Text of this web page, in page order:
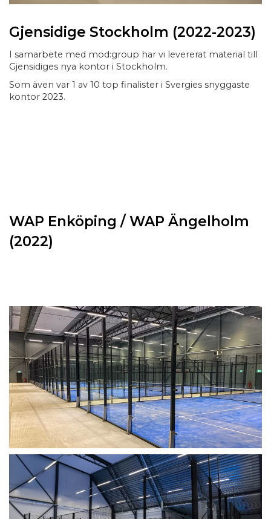
Gjensidige Stockholm (2022-2023)
I samarbete med mod:group har vi levererat material till
Gjensidiges nya kontor i Stockholm.
Som även var 1 av 10 top finalister i Svergies snyggaste
kontor 2023.
WAP Enköping / WAP Ängelholm
(2022)